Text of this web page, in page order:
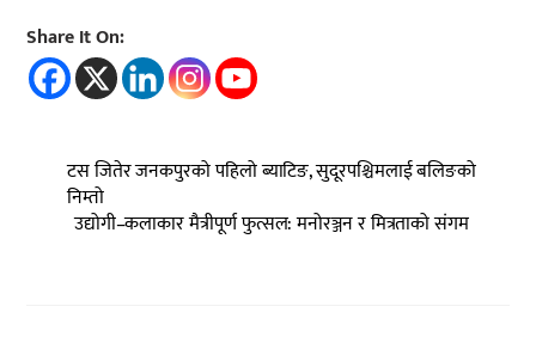
Share It On:
टस जितेर जनकपुरको पहिलो ब्याटिङ, सुदूरपश्चिमलाई बलिङको
निम्तो
उद्योगी–कलाकार मैत्रीपूर्ण फुत्सल: मनोरञ्जन र मित्रताको संगम